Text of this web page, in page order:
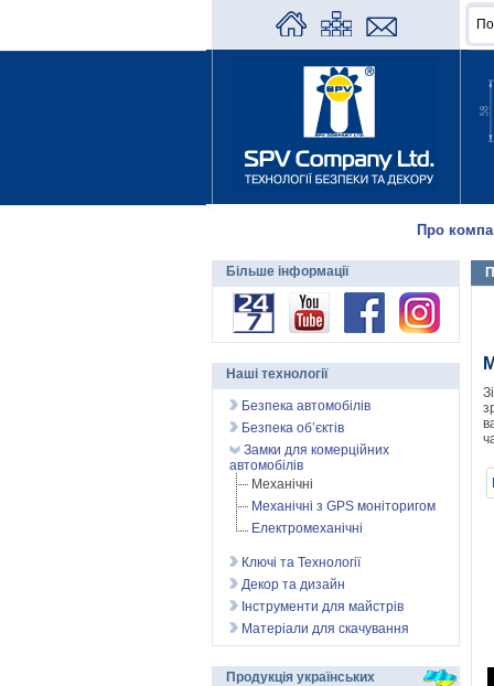
Про
Більше інформації
Наші технології
Безпека автомобілів
Безпека об’єктів
Замки для комерційних
автомобілів
Механічні
Механічні з GPS моніторигом
Електромеханічні
Ключі та Технології
Декор та дизайн
Інструменти для майстрів
Матеріали для скачування
Продукція українських